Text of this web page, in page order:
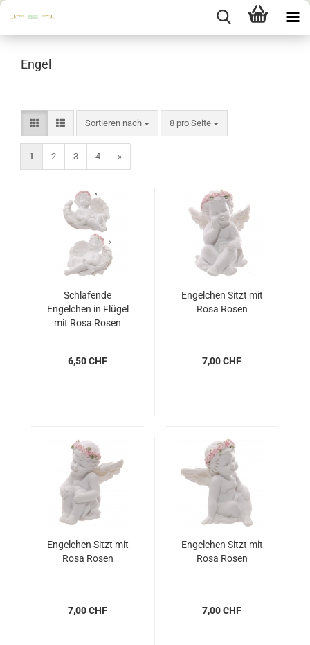
Engel
Sortieren nach
Sortieren nach 8 pro Seite
pro Seite
1 2 3 4 »
Schlafende
Engelchen in Flügel
mit Rosa Rosen
6,50 CHF
Engelchen Sitzt mit
Rosa Rosen
7,00 CHF
Engelchen Sitzt mit
Rosa Rosen
7,00 CHF
Engelchen Sitzt mit
Rosa Rosen
7,00 CHF